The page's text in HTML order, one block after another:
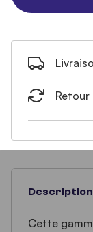
Retour
Description
Cette